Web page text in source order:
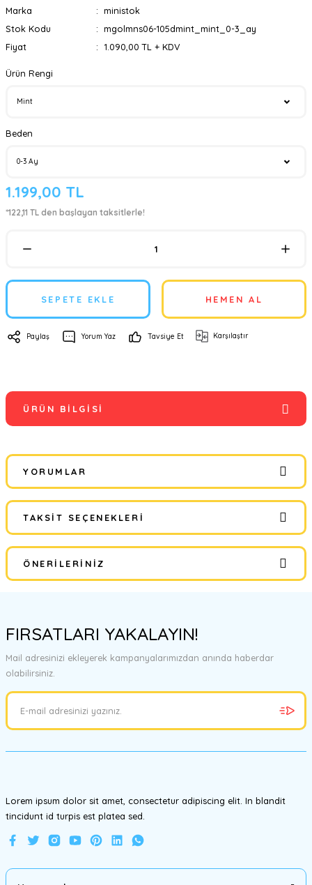
Marka
ministok
Stok Kodu
mgolmns06-105dmint_mint_0-3_ay
Fiyat
1.090,00 TL + KDV
Ürün Rengi
Beden
1.199,00 TL
*122,11 TL den başlayan taksitlerle!
SEPETE EKLE HEMEN AL
Paylaş Yorum Yaz Tavsiye Et Karşılaştır
ÜRÜN BILGISI
YORUMLAR
Bu ürüne ilk yorumu siz yapın!
TAKSIT SEÇENEKLERI
ÖNERILERINIZ
tarafımıza iletebilirsiniz.
Görüş ve önerileriniz için teşekkür ederiz.
Ürün resmi kalitesiz, bozuk veya görüntülenemiyor.
Ürün bilgilerinde hatalar bulunuyor.
FIRSATLARI YAKALAYIN!
Mail adresinizi ekleyerek kampanyalarımızdan anında haberdar
olabilirsiniz.
Lorem ipsum dolor sit amet, consectetur adipiscing elit. In blandit
tincidunt id turpis est platea sed.